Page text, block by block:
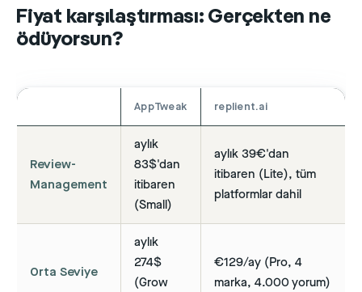
Fiyat karşılaştırması: Gerçekten ne
ödüyorsun?
AppTweak replient.ai
Review-
Management
aylık
83$'dan
itibaren
(Small)
aylık 39€'dan
itibaren (Lite), tüm
platformlar dahil
Orta Seviye
aylık
274$
(Grow
€129/ay (Pro, 4
marka, 4.000 yorum)